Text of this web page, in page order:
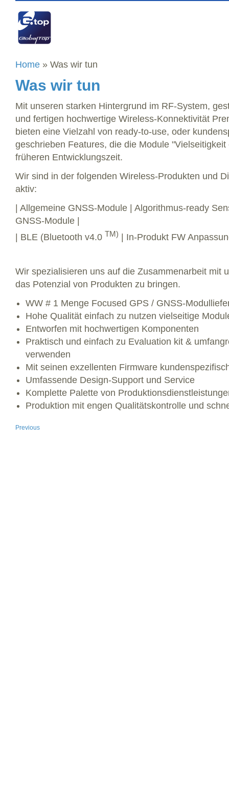
Home » Was wir tun
Was wir tun
Mit unseren starken Hintergrund im RF-System,
und fertigen hochwertige Wireless-Konnektivität
bieten eine Vielzahl von ready-to-use, oder
geschrieben Features, die die Module
früheren Entwicklungszeit.
Wir sind in der folgenden Wireless-Produkten und
aktiv:
| Allgemeine GNSS-Module | Algorithmus-ready
GNSS-Module |
| BLE (Bluetooth v4.0 TM) | In-Produkt FW
Wir spezialisieren uns auf die Zusammenarbeit mit
das Potenzial von Produkten zu bringen.
WW # 1 Menge Focused GPS / GNSS-
Hohe Qualität einfach zu nutzen vielseitige
Entworfen mit hochwertigen Komponenten
Praktisch und einfach zu Evaluation kit &
verwenden
Mit seinen exzellenten Firmware
Umfassende Design-Support und Service
Komplette Palette von
Produktion mit engen Qualitätskontrolle und
Previous